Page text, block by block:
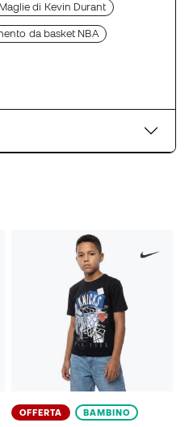
Maglie di Kevin Durant
da basket NBA
OFFERTA BAMBINO